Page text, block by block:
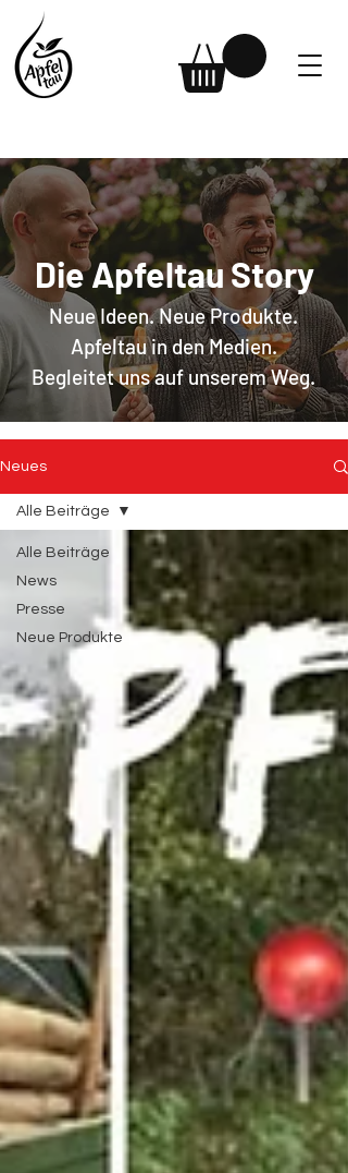
Die Apfeltau Story
Neue Ideen. Neue Produkte.
Apfeltau in den Medien.
Begleitet uns auf unserem Weg.
Neues
Alle Beiträge
News
Presse
Neue Produkte
Alle Beiträge